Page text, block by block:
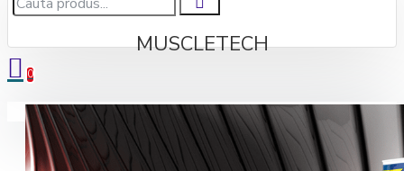
0
Coșul este gol!
MUSCLETECH